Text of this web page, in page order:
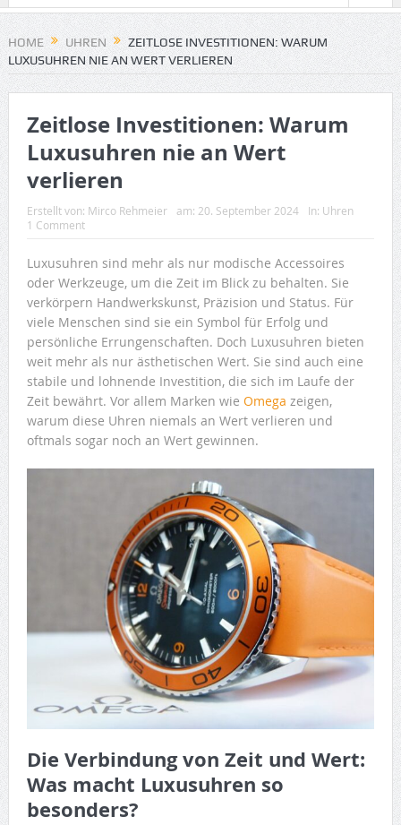
HOME UHREN
ZEITLOSE INVESTITIONEN: WARUM
LUXUSUHREN NIE AN WERT VERLIEREN
Zeitlose Investitionen: Warum
Luxusuhren nie an Wert
verlieren
Erstellt von: Mirco Rehmeier am: 20. September 2024 In: Uhren
1 Comment
Luxusuhren sind mehr als nur modische Accessoires
oder Werkzeuge, um die Zeit im Blick zu behalten. Sie
verkörpern Handwerkskunst, Präzision und Status. Für
viele Menschen sind sie ein Symbol für Erfolg und
persönliche Errungenschaften. Doch Luxusuhren bieten
weit mehr als nur ästhetischen Wert. Sie sind auch eine
stabile und lohnende Investition, die sich im Laufe der
Zeit bewährt. Vor allem Marken wie Omega zeigen,
warum diese Uhren niemals an Wert verlieren und
oftmals sogar noch an Wert gewinnen.
Die Verbindung von Zeit und Wert:
Was macht Luxusuhren so
besonders?